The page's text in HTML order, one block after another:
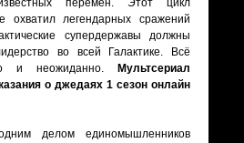
перемен. Этот цикл
охватил легендарных сражений
супердержавы должны
во всей Галактике. Всё
и неожиданно.
Мультсериал
о джедаях 1 сезон онлайн
делом единомышленников